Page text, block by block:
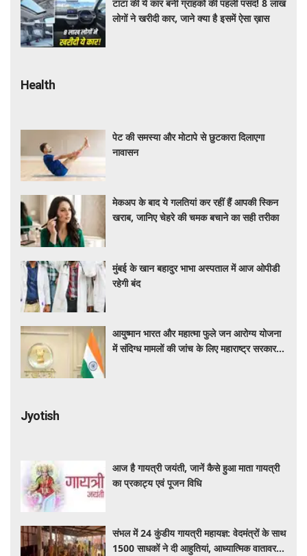
टाटा की ये कार बनी ग्राहकों की पहली पसंद! 8 लाख
लोगों ने खरीदी कार, जाने क्या है इसमें ऐसा ख़ास
Health
पेट की समस्या और मोटापे से छुटकारा दिलाएगा
नावासन
मेकअप के बाद ये गलतियां कर रहीं हैं आपकी स्किन
खराब, जानिए चेहरे की चमक बचाने का सही तरीका
मुंबई के खान बहादुर भाभा अस्पताल में आज ओपीडी
रहेगी बंद
आयुष्मान भारत और महात्मा फुले जन आरोग्य योजना
में संदिग्ध मामलों की जांच के लिए महाराष्ट्र सरकार ने
Jyotish
आज है गायत्री जयंती, जानें कैसे हुआ माता गायत्री
का प्रकाट्य एवं पूजन विधि
संभल में 24 कुंडीय गायत्री महायज्ञ: वेदमंत्रों के साथ
1500 साधकों ने दी आहुतियां, आध्यात्मिक वातावरण